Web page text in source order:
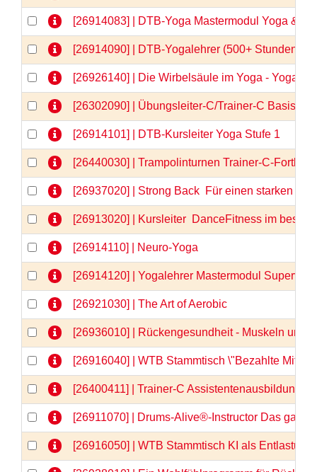
[26914083] | DTB-Yoga Mastermodul Yoga &
[26914090] | DTB-Yogalehrer (500+ Stunden)
[26926140] | Die Wirbelsäule im Yoga -
[26302090] | Übungsleiter-C/Trainer-C
[26914101] | DTB-Kursleiter Yoga Stufe 1
[26440030] | Trampolinturnen Trainer-C-
[26937020] | Strong Back  Für einen starken
[26913020] | Kursleiter  DanceFitness im
[26914110] | Neuro-Yoga
[26914120] | Yogalehrer Mastermodul
[26921030] | The Art of Aerobic
[26936010] | Rückengesundheit - Muskeln und
[26916040] | WTB Stammtisch \"Bezahlte
[26400411] | Trainer-C Assistentenausbildung,
[26911070] | Drums-Alive®-Instructor Das
[26916050] | WTB Stammtisch KI als